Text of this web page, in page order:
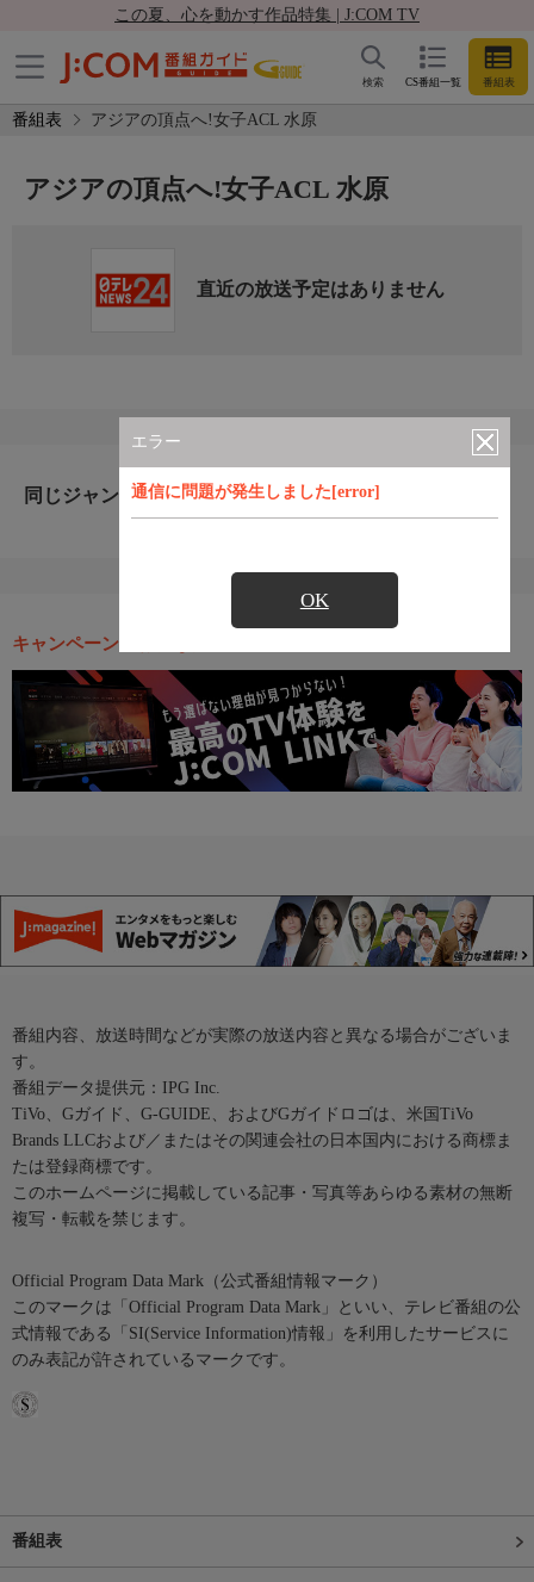
この夏、心を動かす作品特集 | J:COM TV
CS番組一覧 番組表
検索
番組表 アジアの頂点へ!女子ACL 水原
エラー
通信に問題が発生しました[error]
OK
アジアの頂点へ!女子ACL 水原
直近の放送予定はありません
同じジャンルのおすすめ番組
キャンペーン・お得な情報
番組内容、放送時間などが実際の放送内容と異なる場合がございま
す。
番組データ提供元：IPG Inc.
TiVo、Gガイド、G-GUIDE、およびGガイドロゴは、米国TiVo
Brands LLCおよび／またはその関連会社の日本国内における商標ま
たは登録商標です。
このホームページに掲載している記事・写真等あらゆる素材の無断
複写・転載を禁じます。
Official Program Data Mark（公式番組情報マーク）
このマークは「Official Program Data Mark」といい、テレビ番組の公
式情報である「SI(Service Information)情報」を利用したサービスに
のみ表記が許されているマークです。
番組表